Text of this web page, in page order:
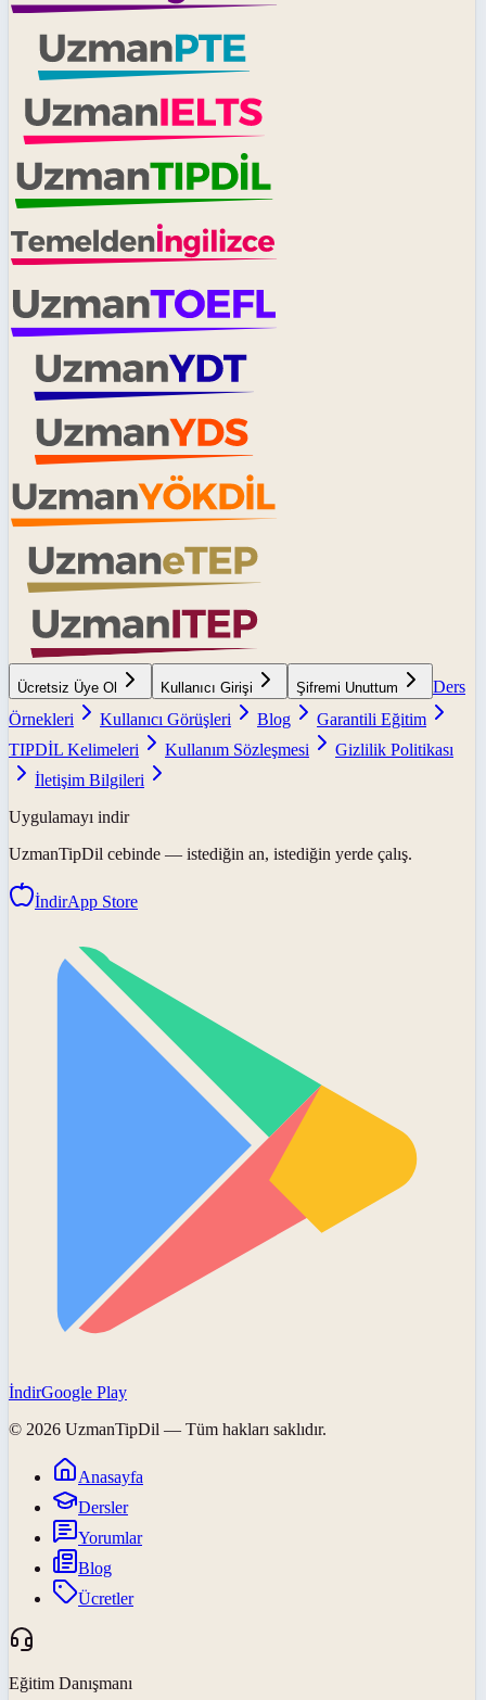
Ücretsiz Üye Ol Kullanıcı Girişi Şifremi Unuttum
Ders
Örnekleri
Kullanıcı Görüşleri Blog
Garantili Eğitim
TIPDİL Kelimeleri
Kullanım Sözleşmesi
Gizlilik Politikası
İletişim Bilgileri
Uygulamayı indir
UzmanTipDil cebinde — istediğin an, istediğin yerde çalış.
İndirApp Store
İndirGoogle Play
© 2026 UzmanTipDil — Tüm hakları saklıdır.
Anasayfa
Dersler
Yorumlar
Blog
Ücretler
Eğitim Danışmanı